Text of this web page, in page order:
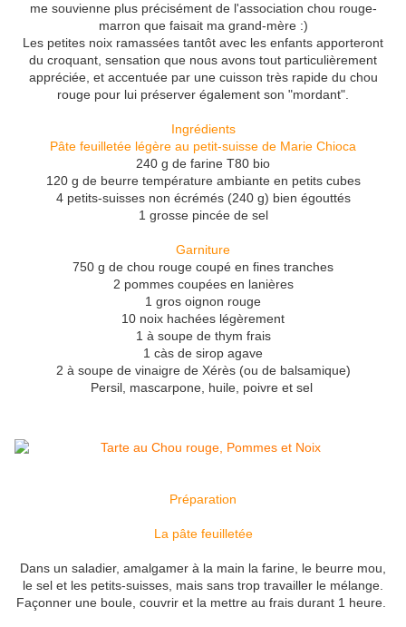
me souvienne plus précisément de l'association chou rouge-
marron que faisait ma grand-mère :)
Les petites noix ramassées tantôt avec les enfants apporteront
du croquant, sensation que nous avons tout particulièrement
appréciée, et accentuée par une cuisson très rapide du chou
rouge pour lui préserver également son "mordant".
Ingrédients
Pâte feuilletée légère au petit-suisse de Marie Chioca
240 g de farine T80 bio
120 g de beurre température ambiante en petits cubes
4 petits-suisses non écrémés (240 g) bien égouttés
1 grosse pincée de sel
Garniture
750 g de chou rouge coupé en fines tranches
2 pommes coupées en lanières
1 gros oignon rouge
10 noix hachées légèrement
1 à soupe de thym frais
1 càs de sirop agave
2 à soupe de vinaigre de Xérès (ou de balsamique)
Persil, mascarpone, huile, poivre et sel
Préparation
La pâte feuilletée
Dans un saladier, amalgamer à la main la farine, le beurre mou,
le sel et les petits-suisses, mais sans trop travailler le mélange.
Façonner une boule, couvrir et la mettre au frais durant 1 heure.